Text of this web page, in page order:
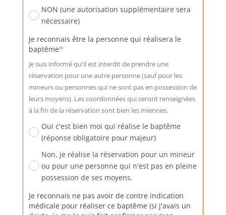
NON (une autorisation supplémentaire sera
nécessaire)
Je reconnais être la personne qui réalisera le
baptême*(required)
Je suis informé qu'il est interdit de prendre une
réservation pour une autre personne (sauf pour les
mineurs ou personnes qui ne sont pas en possession de
leurs moyens). Les coordonnées qui seront renseignées
à la fin de la réservation sont bien les miennes.
Oui c'est bien moi qui réalise le baptême
(réponse obligatoire pour majeur)
Non, je réalise la réservation pour un mineur
ou pour une personne qui n'est pas en pleine
possession de ses moyens.
Je reconnais ne pas avoir de contre indication
médicale pour réaliser ce baptême (si j'avais un